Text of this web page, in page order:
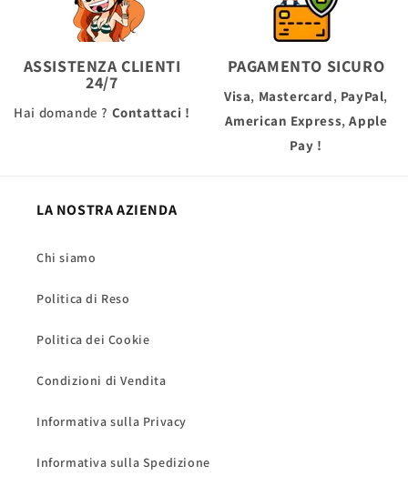
ASSISTENZA CLIENTI
24/7
Hai domande ? Contattaci !
PAGAMENTO SICURO
Visa, Mastercard, PayPal,
American Express,Apple
Pay !
LA NOSTRA AZIENDA
Chi siamo
Politica di Reso
Politica dei Cookie
Condizioni di Vendita
Informativa sulla Privacy
Informativa sulla Spedizione